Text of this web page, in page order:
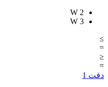
2
W
3
W
≥
=
≤
=
دقت 1